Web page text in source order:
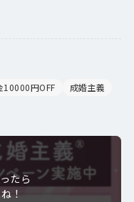
10000円OFF
成婚主義
たら
！